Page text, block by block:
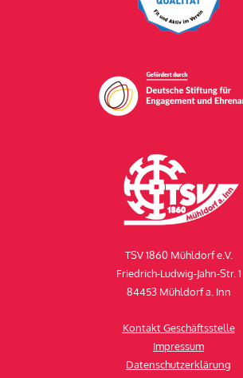
TSV 1860 Mühldorf e.V.
Friedrich-Ludwig-Jahn-Str. 1
84453 Mühldorf a. Inn
Kontakt Geschäftsstelle
Impressum
Datenschutzerklärung